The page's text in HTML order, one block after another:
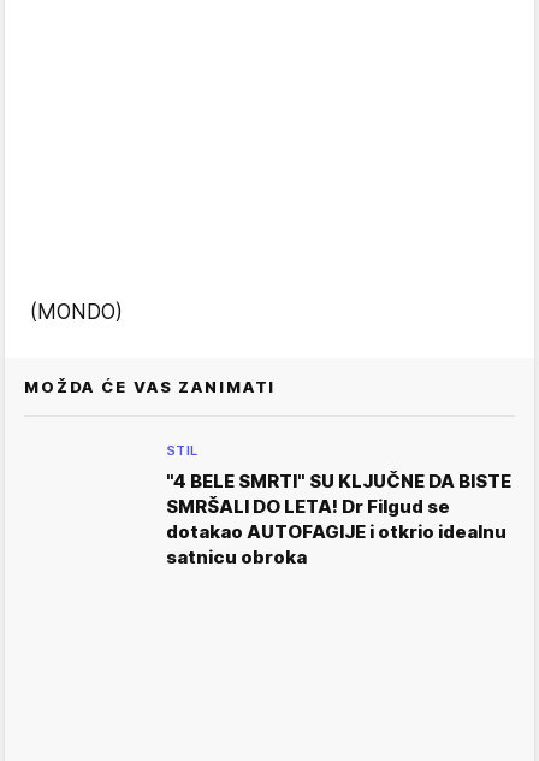
(MONDO)
MOŽDA ĆE VAS ZANIMATI
STIL
"4 BELE SMRTI" SU KLJUČNE DA BISTE
SMRŠALI DO LETA! Dr Filgud se
dotakao AUTOFAGIJE i otkrio idealnu
satnicu obroka